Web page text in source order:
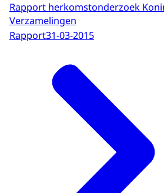
Rapport herkomstonderzoek
Verzamelingen
Rapport31-03-2015